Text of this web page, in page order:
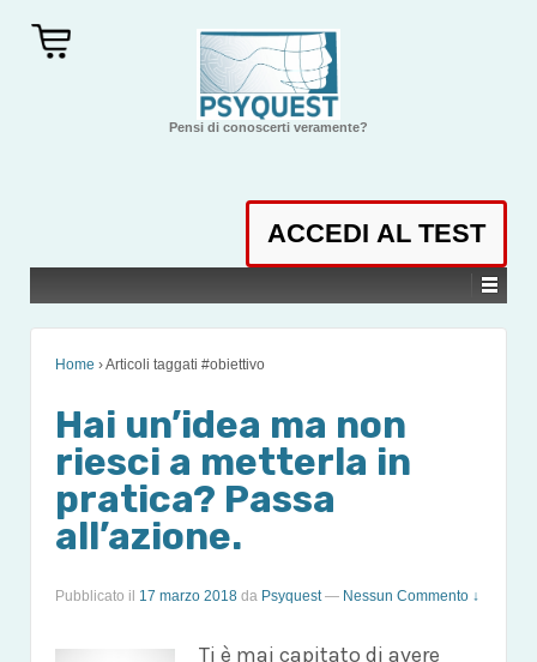
Pensi di conoscerti veramente?
Home ›Articoli taggati #obiettivo
Hai un’idea ma non
riesci a metterla in
pratica? Passa
all’azione.
Pubblicato il 17 marzo 2018 da Psyquest — Nessun Commento ↓
Ti è mai capitato di avere